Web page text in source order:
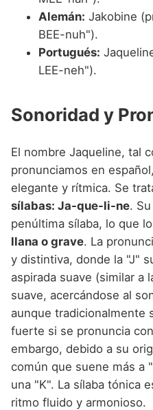
Alemán: Jakobine
BEE-nuh").
Portugués:
LEE-neh").
Sonoridad y
El nombre Jaqueline, tal
pronunciamos en
elegante y rítmica. Se
sílabas: Ja-que-li-ne.
penúltima sílaba, lo que
llana o grave. La
y distintiva, donde la "J"
aspirada suave (similar a
suave, acercándose al
aunque tradicionalmente
fuerte si se pronuncia
embargo, debido a su
común que suene más a
una "K". La sílaba tónica
ritmo fluido y armonioso.